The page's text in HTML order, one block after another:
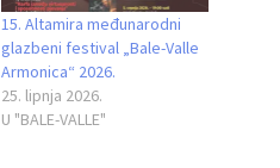
15. Altamira međunarodni
glazbeni festival „Bale-Valle
Armonica“ 2026.
25. lipnja 2026.
U "BALE-VALLE"